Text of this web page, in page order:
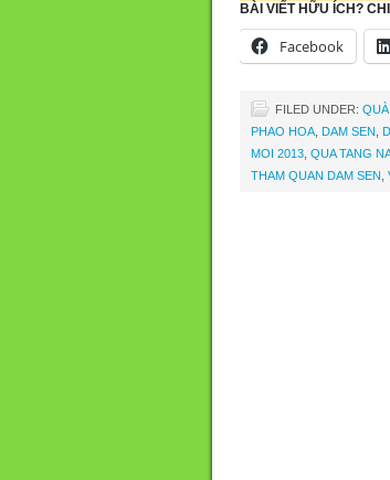
BÀI VIẾT HỮU ÍCH?
Facebook
FILED UNDER:
PHAO HOA DAM SEN
MOI 2013 QUA TANG
THAM QUAN DAM SEN